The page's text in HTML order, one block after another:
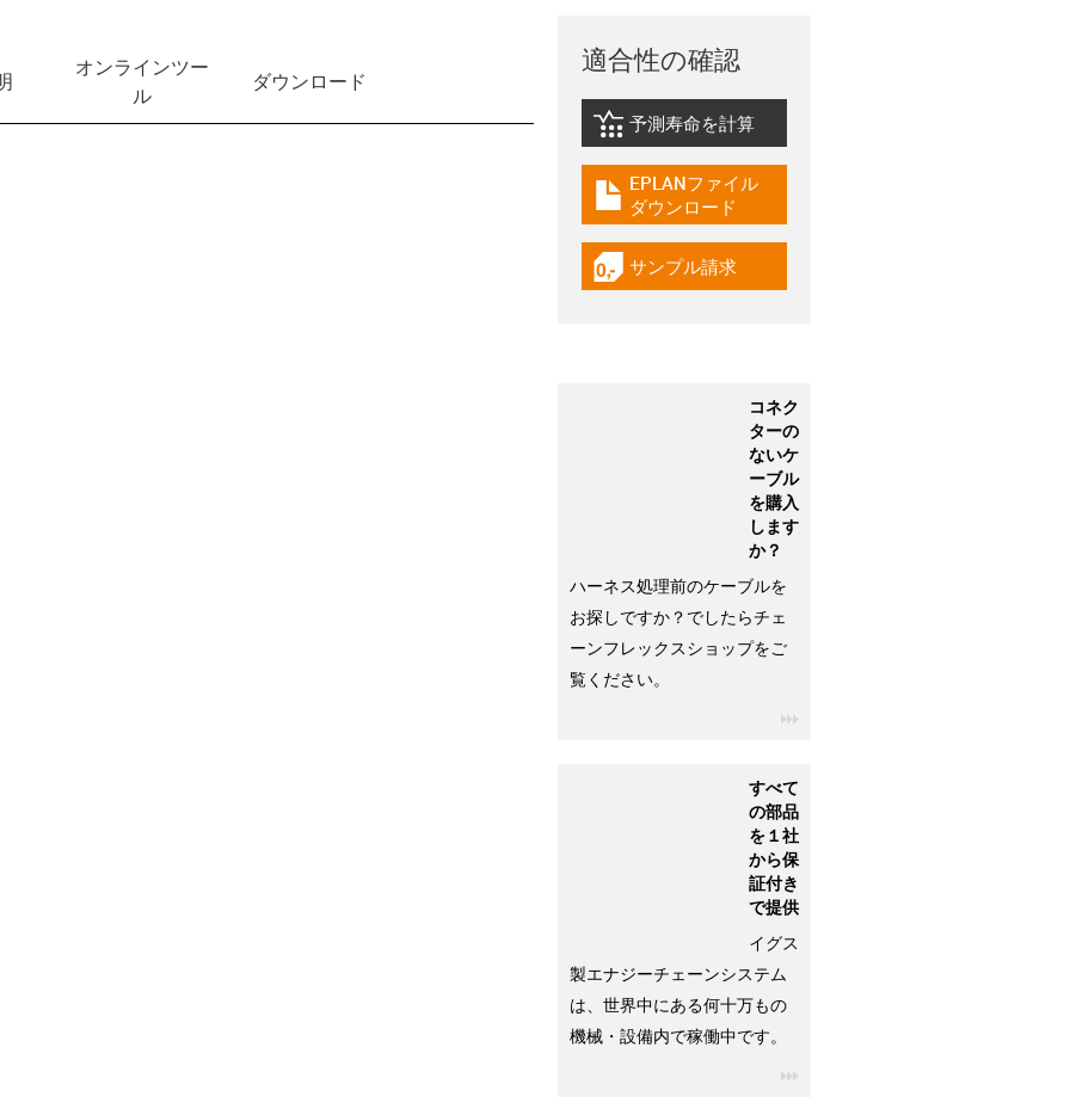
オンラインツー
ル
ダウンロード
適合性の確認
igus-icon-lebensdauerrechner
予測寿命を計算
igus-icon-download-plan
EPLANファイル
ダウンロード
igus-icon-gratismuster
サンプル請求
コネク
ターの
ないケ
ーブル
を購入
します
か？
ハーネス処理前のケーブルを
お探しですか？でしたらチェ
ーンフレックスショップをご
覧ください。
すべて
の部品
を１社
から保
証付き
で提供
イグス
製エナジーチェーンシステム
は、世界中にある何十万もの
機械・設備内で稼働中です。